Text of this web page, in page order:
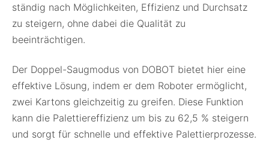
ständig nach Möglichkeiten, Effizienz und Durchsatz
zu steigern, ohne dabei die Qualität zu
beeinträchtigen.
Der Doppel-Saugmodus von DOBOT bietet hier eine
effektive Lösung, indem er dem Roboter ermöglicht,
zwei Kartons gleichzeitig zu greifen. Diese Funktion
kann die Palettiereffizienz um bis zu 62,5 % steigern
und sorgt für schnelle und effektive Palettierprozesse.